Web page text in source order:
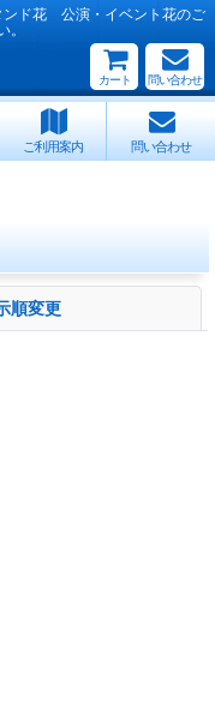
ド花 公演・イベント花のご
カート 問い合わせ
ご利用案内 問い合わせ
順変更